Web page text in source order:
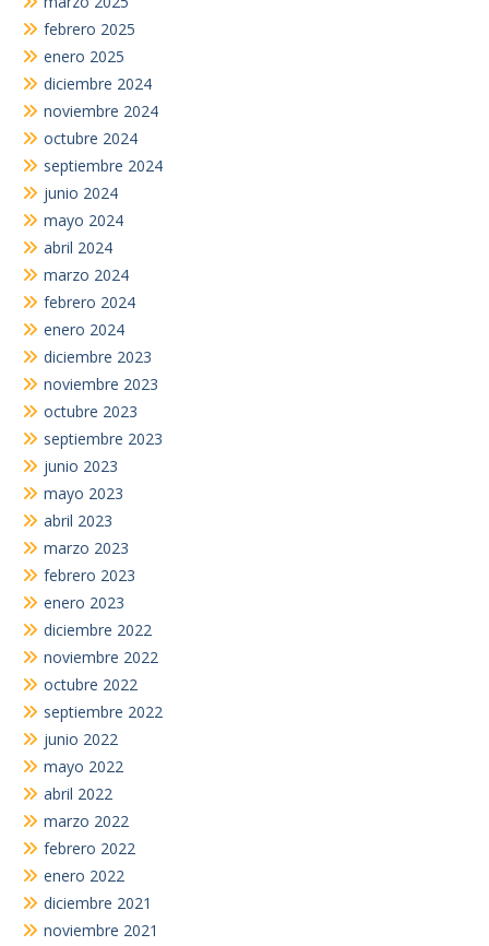
febrero 2025
enero 2025
diciembre 2024
noviembre 2024
octubre 2024
septiembre 2024
junio 2024
mayo 2024
abril 2024
marzo 2024
febrero 2024
enero 2024
diciembre 2023
noviembre 2023
octubre 2023
septiembre 2023
junio 2023
mayo 2023
abril 2023
marzo 2023
febrero 2023
enero 2023
diciembre 2022
noviembre 2022
octubre 2022
septiembre 2022
junio 2022
mayo 2022
abril 2022
marzo 2022
febrero 2022
enero 2022
diciembre 2021
noviembre 2021